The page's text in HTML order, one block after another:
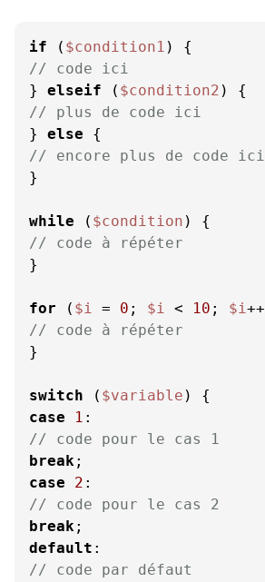
if ( $condition1
// code ici
} elseif ( $condition2
// plus de code ici
} else
// encore plus de code ici
}
while ( $condition
// code à répéter
}
for ( $i = 0 ; $i < 10 ; $i
// code à répéter
}
switch ( $variable
case
1
// code pour le cas 1
break
case
2
// code pour le cas 2
break
default
// code par défaut